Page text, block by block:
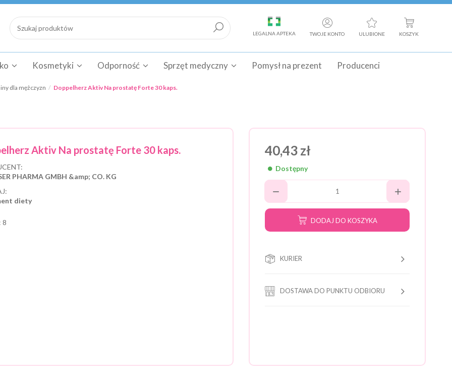
TWOJE KONTO
LEGALNA APTEKA ULUBIONE KOSZYK
Kosmetyki Odporność Sprzęt medyczny Pomysł na prezent Producenci
dla mężczyzn Doppelherz Aktiv Na prostatę Forte 30 kaps.
Aktiv Na prostatę Forte 30 kaps.
PHARMA GMBH &amp; CO. KG
diety
8
40,43 zł
Dostępny
DODAJ DO KOSZYKA
KURIER
DOSTAWA DO PUNKTU ODBIORU